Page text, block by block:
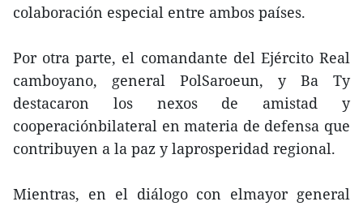
colaboración especial entre ambos países.
Por otra parte, el comandante del Ejército Real
camboyano, general PolSaroeun, y Ba Ty
destacaron los nexos de amistad y
cooperaciónbilateral en materia de defensa que
contribuyen a la paz y laprosperidad regional.
Mientras, en el diálogo con elmayor general